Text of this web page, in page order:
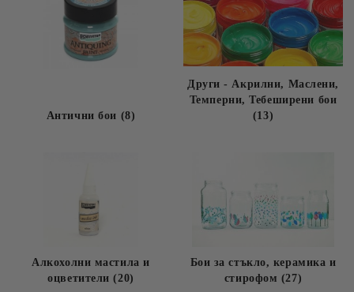
Антични бои (8)
Други - Акрилни, Маслени,
Темперни, Тебеширени бои
(13)
Алкохолни мастила и
оцветители (20)
Бои за стъкло, керамика и
стирофом (27)